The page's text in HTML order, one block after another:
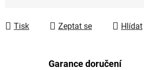
Tisk Zeptat se Hlídat
Garance doručení